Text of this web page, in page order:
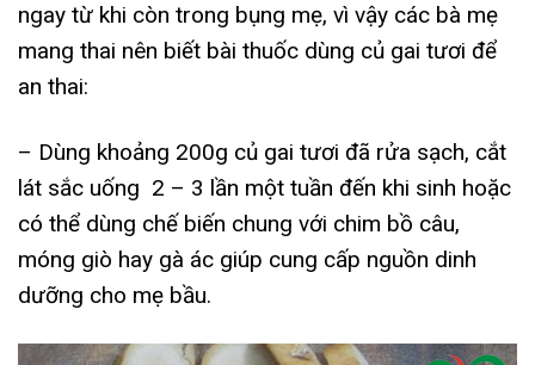
ngay từ khi còn trong bụng mẹ, vì vậy các bà mẹ
mang thai nên biết bài thuốc dùng củ gai tươi để
an thai:
– Dùng khoảng 200g củ gai tươi đã rửa sạch, cắt
lát sắc uống 2 – 3 lần một tuần đến khi sinh hoặc
có thể dùng chế biến chung với chim bồ câu,
móng giò hay gà ác giúp cung cấp nguồn dinh
dưỡng cho mẹ bầu.